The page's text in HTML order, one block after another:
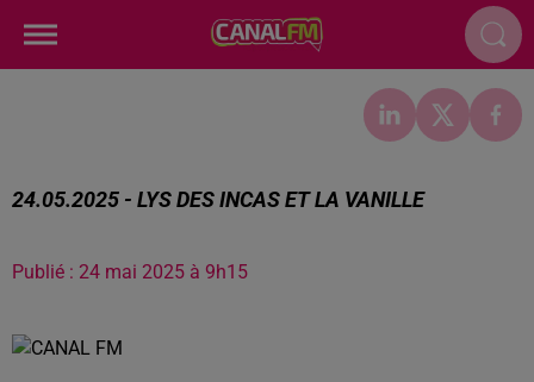
24.05.2025 - LYS DES INCAS ET LA VANILLE
Publié : 24 mai 2025 à 9h15